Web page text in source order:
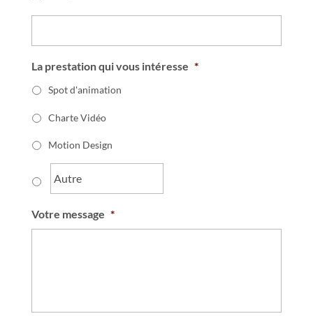
La prestation qui vous intéresse *
Spot d'animation
Charte Vidéo
Motion Design
Votre message *